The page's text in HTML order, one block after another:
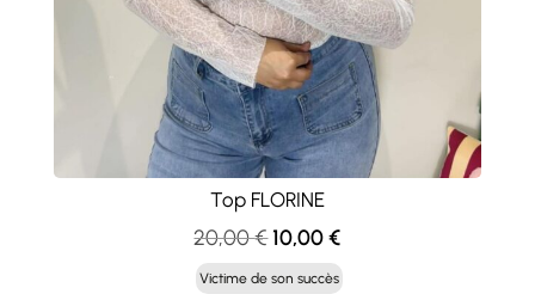
Top FLORINE
20,00€ Le
prix
10,00€Le
prix
Victime de son succès